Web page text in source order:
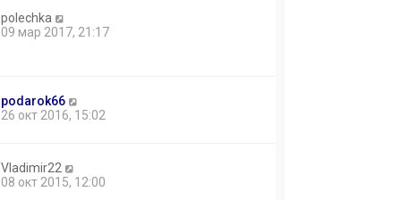
polechka
09 мар 2017, 21:17
podarok66
26 окт 2016, 15:02
Vladimir22
08 окт 2015, 12:00